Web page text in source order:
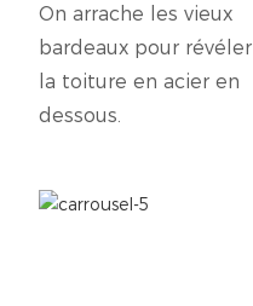
On arrache les vieux
bardeaux pour révéler
la toiture en acier en
dessous.